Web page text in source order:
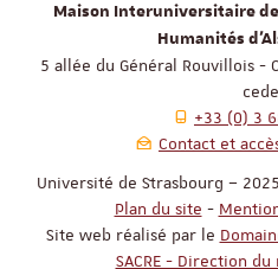
Maison Interuniversitaire
Humanités
5 allée du Général Rouvillois -
+33 (0) 3
Contact et
Université de Strasbourg –
Plan du site -
Site web réalisé par le
SACRE - Direction